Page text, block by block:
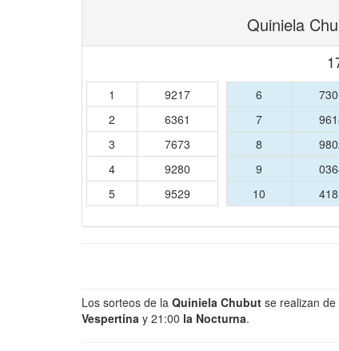
Quiniela
1
9217
2
6361
3
7673
4
9280
5
9529
6
7
8
9
10
Los sorteos de la Quiniela Chubut se realizan
Vespertina y 21:00 la Nocturna.